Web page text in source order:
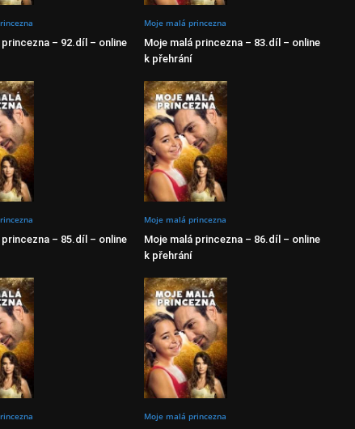
princezna – 92.díl – online
Moje malá princezna
Moje malá princezna – 83.díl – online
k přehrání
princezna – 85.díl – online
Moje malá princezna
Moje malá princezna – 86.díl – online
k přehrání
Moje malá princezna